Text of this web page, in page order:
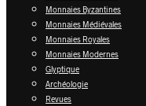
Monnaies Byzantines
Monnaies Médiévales
Monnaies Royales
Monnaies Modernes
Glyptique
Archéologie
Revues